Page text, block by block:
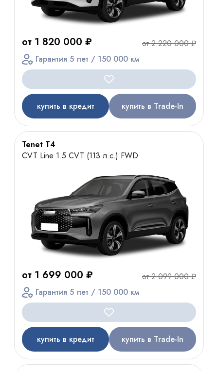
от 1 820 000 ₽
от 2 220 000 ₽
Гарантия 5 лет / 150 000 км
купить в кредит купить в Trade-In
Tenet T4
CVT Line 1.5 CVT (113 л.с.) FWD
от 1 699 000 ₽
от 2 099 000 ₽
Гарантия 5 лет / 150 000 км
купить в кредит купить в Trade-In